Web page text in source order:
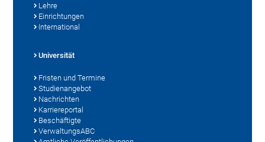
Lehre
Einrichtungen
International
Universität
Fristen und Termine
Studienangebot
Nachrichten
Karriereportal
Beschäftigte
VerwaltungsABC